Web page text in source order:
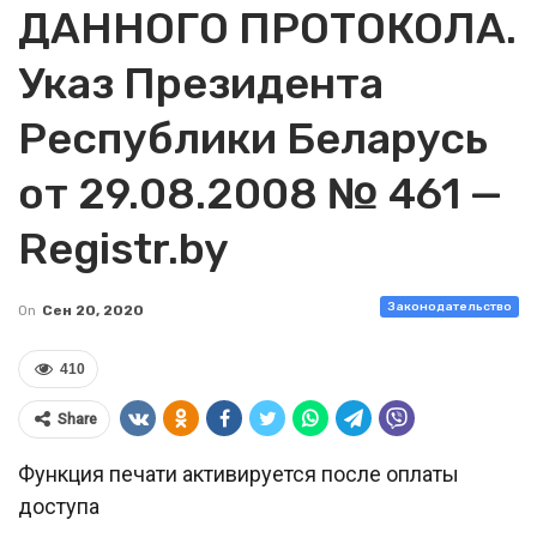
ДАННОГО ПРОТОКОЛА.
Указ Президента
Республики Беларусь
от 29.08.2008 № 461 —
Registr.by
Законодательство
On Сен 20, 2020
410
Share
Функция печати активируется после оплаты
доступа